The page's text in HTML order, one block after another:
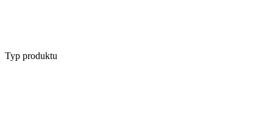
Typ produktu